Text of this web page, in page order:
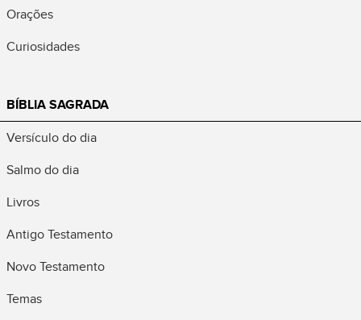
Orações
Curiosidades
BÍBLIA SAGRADA
Versículo do dia
Salmo do dia
Livros
Antigo Testamento
Novo Testamento
Temas